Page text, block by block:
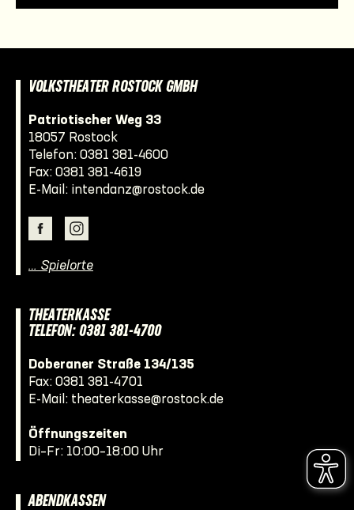
VOLKSTHEATER ROSTOCK GMBH
Patriotischer Weg 33
18057 Rostock
Telefon: 0381 381-4600
Fax: 0381 381-4619
E-Mail: intendanz@rostock.de
… Spielorte
THEATERKASSE
TELEFON: 0381 381-4700
Doberaner Straße 134/135
Fax: 0381 381-4701
E-Mail: theaterkasse@rostock.de
Öffnungszeiten
Di–Fr: 10:00–18:00 Uhr
ABENDKASSEN